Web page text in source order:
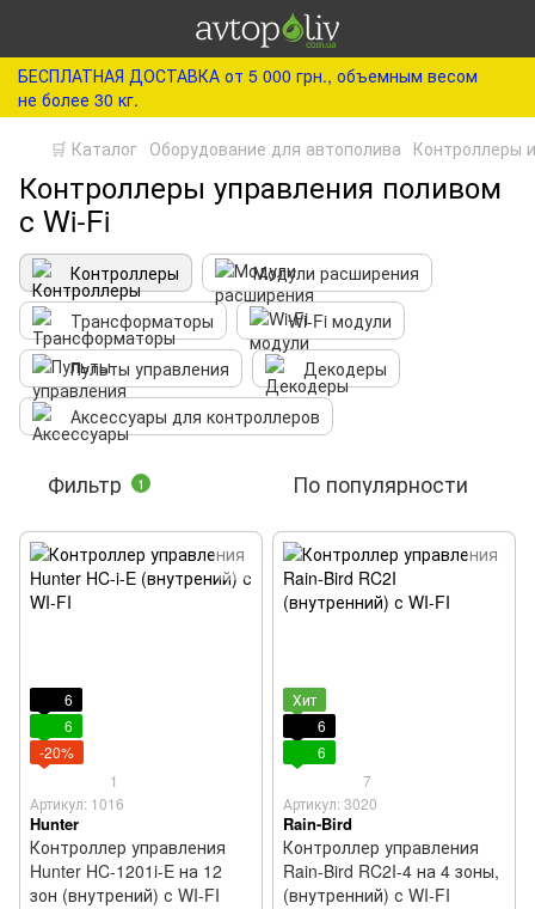
БЕСПЛАТНАЯ ДОСТАВКА от 5 000 грн., объемным весом
не более 30 кг.
🛒 Каталог Оборудование для автополива Контроллеры
Контроллеры управления поливом
с Wi-Fi
Контроллеры
Модули расширения
Трансформаторы
Wi-Fi модули
Пульты управления
Декодеры
Аксессуары для контроллеров
Фильтр 1 По популярности
6
6
-20%
1
Артикул: 1016
Hunter
Контроллер управления
Hunter HC-1201i-E на 12
зон (внутрений) с WI-FI
Хит
6
6
7
Артикул: 3020
Rain-Bird
Контроллер управления
Rain-Bird RC2I-4 на 4 зоны,
(внутренний) с WI-FI